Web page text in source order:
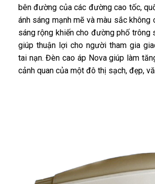
bên đường của các đường cao tốc,
ánh sáng mạnh mẽ và màu sắc không
sáng rộng khiến cho đường phố trông
giúp thuận lợi cho người tham gia
tai nạn. Đèn cao áp Nova giúp làm
cảnh quan của một đô thị sạch, đẹp,